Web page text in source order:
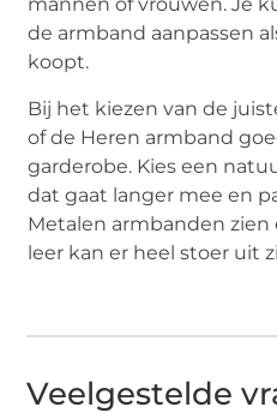
de armband aanpassen
koopt.
Bij het kiezen van de
of de Heren armband
garderobe. Kies een
dat gaat langer mee en
Metalen armbanden
leer kan er heel stoer uit
Veelgestelde